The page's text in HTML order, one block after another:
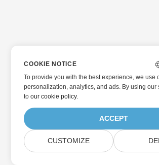
COOKIE NOTICE
To provide you with the best experience, we use
personalization, analytics, and ads. By using our
toour cookie policy.
ACCEPT
CUSTOMIZE